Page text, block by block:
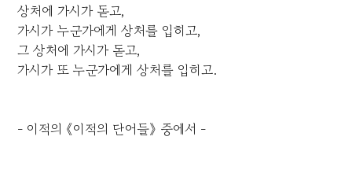
상처에 가시가 돋고,
가시가 누군가에게 상처를 입히고,
그 상처에 가시가 돋고,
가시가 또 누군가에게 상처를 입히고.
- 이적의 《이적의 단어들》 중에서 -